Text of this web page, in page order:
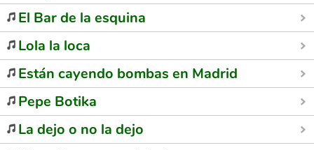
El Bar de la esquina
Lola la loca
Están cayendo bombas en Madrid
Pepe Botika
La dejo o no la dejo